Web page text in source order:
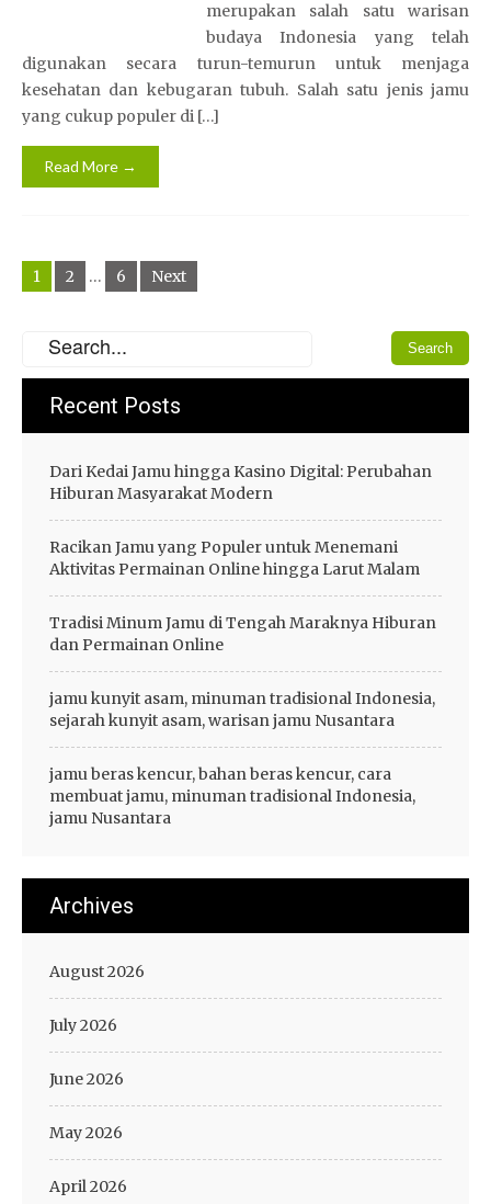
merupakan salah satu warisan
budaya Indonesia yang telah
digunakan secara turun-temurun untuk menjaga
kesehatan dan kebugaran tubuh. Salah satu jenis jamu
yang cukup populer di […]
Read More →
Posts
pagination
1 2 … 6 Next
Recent Posts
Dari Kedai Jamu hingga Kasino Digital: Perubahan
Hiburan Masyarakat Modern
Racikan Jamu yang Populer untuk Menemani
Aktivitas Permainan Online hingga Larut Malam
Tradisi Minum Jamu di Tengah Maraknya Hiburan
dan Permainan Online
jamu kunyit asam, minuman tradisional Indonesia,
sejarah kunyit asam, warisan jamu Nusantara
jamu beras kencur, bahan beras kencur, cara
membuat jamu, minuman tradisional Indonesia,
jamu Nusantara
Archives
August 2026
July 2026
June 2026
May 2026
April 2026